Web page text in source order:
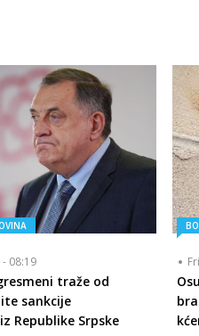
- 08:19
traže od
sankcije
Republike Srpske